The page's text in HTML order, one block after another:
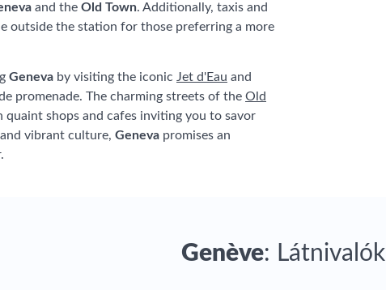
and the Old Town. Additionally, taxis and
outside the station for those preferring a more
Geneva by visiting the iconic Jet d'Eau and
promenade. The charming streets of the Old
shops and cafes inviting you to savor
vibrant culture, Geneva promises an
Genève: Látnivalók